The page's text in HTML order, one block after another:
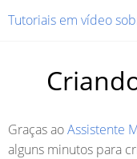
Tutoriais em vídeo
Graças aoAssistente
alguns minutos para